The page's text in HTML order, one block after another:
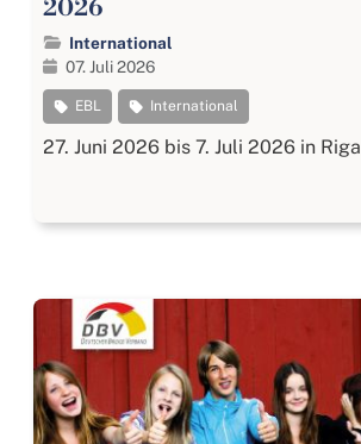
2026
International
07. Juli 2026
EBL International
27. Juni 2026 bis 7. Juli 2026 in Riga